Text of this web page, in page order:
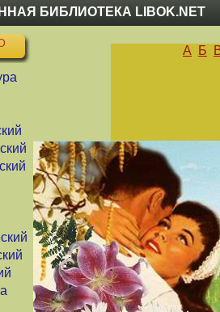
БИБЛИОТЕКА LIBOK.NET
А Б